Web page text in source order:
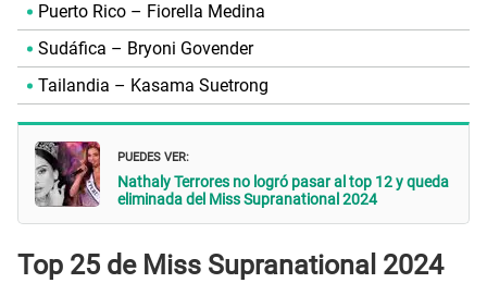
Puerto Rico – Fiorella Medina
Sudáfica – Bryoni Govender
Tailandia – Kasama Suetrong
PUEDES VER:
Nathaly Terrores no logró pasar al top 12 y queda
eliminada del Miss Supranational 2024
Top 25 de Miss Supranational 2024